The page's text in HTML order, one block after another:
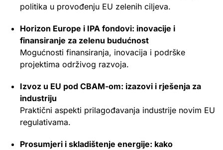
politika u provođenju EU zelenih ciljeva.
Horizon Europe i IPA fondovi: inovacije i
finansiranje za zelenu budućnost
Mogućnosti finansiranja, inovacija i podrške
projektima održivog razvoja.
Izvoz u EU pod CBAM-om: izazovi i rješenja za
industriju
Praktični aspekti prilagođavanja industrije novim EU
regulativama.
Prosumjeri i skladištenje energije: kako